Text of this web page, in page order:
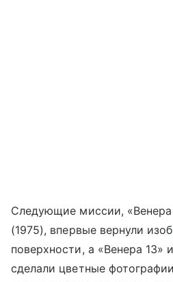
Следующие миссии, «Венера
(1975), впервые вернули
поверхности, а «Венера 13»
сделали цветные